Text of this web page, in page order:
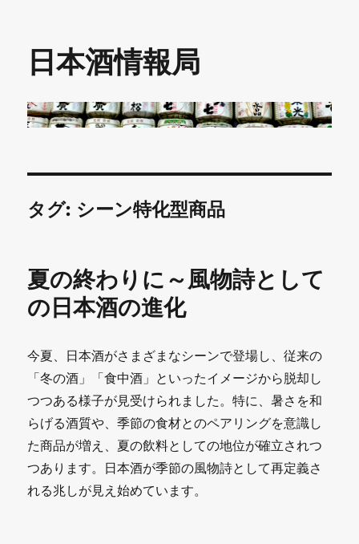
日本酒情報局
タグ: シーン特化型商品
夏の終わりに～風物詩として
の日本酒の進化
今夏、日本酒がさまざまなシーンで登場し、従来の
「冬の酒」「食中酒」といったイメージから脱却し
つつある様子が見受けられました。特に、暑さを和
らげる酒質や、季節の食材とのペアリングを意識し
た商品が増え、夏の飲料としての地位が確立されつ
つあります。日本酒が季節の風物詩として再定義さ
れる兆しが見え始めています。